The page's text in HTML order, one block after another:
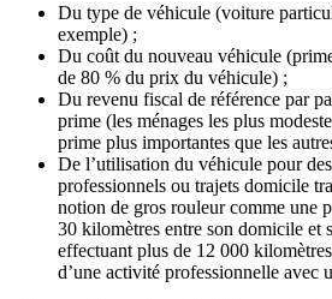
Du type de véhicule (voiture
exemple) ;
Du coût du nouveau véhicule
de 80 % du prix du véhicule) ;
Du revenu fiscal de référence par
prime (les ménages les plus
prime plus importantes que les
De l’utilisation du véhicule pour
professionnels ou trajets domicile
notion de gros rouleur comme une
30 kilomètres entre son domicile et
effectuant plus de 12 000
d’une activité professionnelle avec